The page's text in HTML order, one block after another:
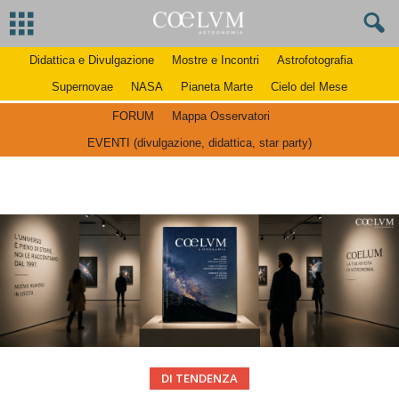
Didattica e Divulgazione Mostre e Incontri
Astrofotografia
Supernovae
NASA Pianeta Marte Cielo del Mese
FORUM
Mappa Osservatori
EVENTI (divulgazione, didattica, star party)
DI TENDENZA